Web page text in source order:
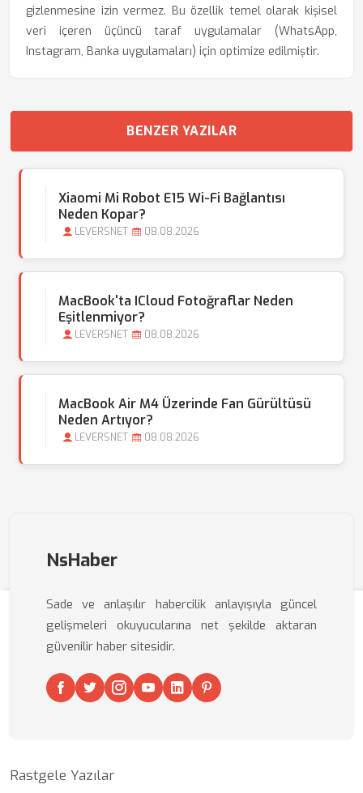
gizlenmesine izin vermez. Bu özellik temel olarak kişisel
veri içeren üçüncü taraf uygulamalar (WhatsApp,
Instagram, Banka uygulamaları) için optimize edilmiştir.
BENZER YAZILAR
Xiaomi Mi Robot E15 Wi-Fi Bağlantısı
Neden Kopar?
LEVERSNET 08.08.2026
MacBook'ta ICloud Fotoğraflar Neden
Eşitlenmiyor?
LEVERSNET 08.08.2026
MacBook Air M4 Üzerinde Fan Gürültüsü
Neden Artıyor?
LEVERSNET 08.08.2026
NsHaber
Sade ve anlaşılır habercilik anlayışıyla güncel
gelişmeleri okuyucularına net şekilde aktaran
güvenilir haber sitesidir.
Rastgele Yazılar